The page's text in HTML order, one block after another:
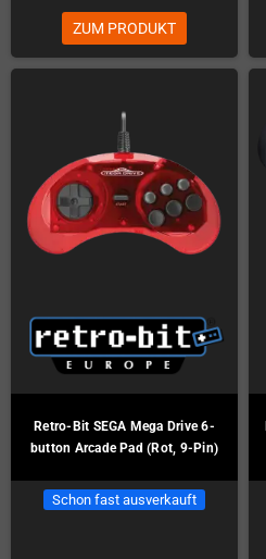
ZUM PRODUKT
Retro-Bit SEGA Mega Drive 6-
button Arcade Pad (Rot, 9-Pin)
Schon fast ausverkauft